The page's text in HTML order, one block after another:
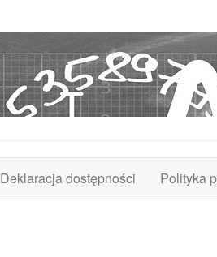
Deklaracja dostępności Polityka